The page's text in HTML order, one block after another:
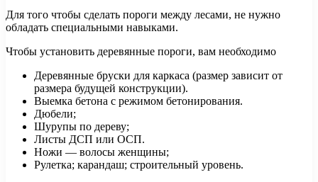
Для того чтобы сделать пороги между лесами, не нужно
обладать специальными навыками.
Чтобы установить деревянные пороги, вам необходимо
Деревянные бруски для каркаса (размер зависит от
размера будущей конструкции).
Выемка бетона с режимом бетонирования.
Дюбели;
Шурупы по дереву;
Листы ДСП или ОСП.
Ножи — волосы женщины;
Рулетка; карандаш; строительный уровень.